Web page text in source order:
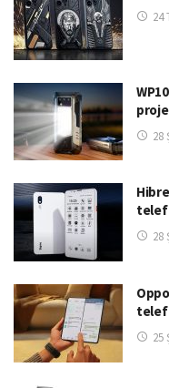
24
28
28
25